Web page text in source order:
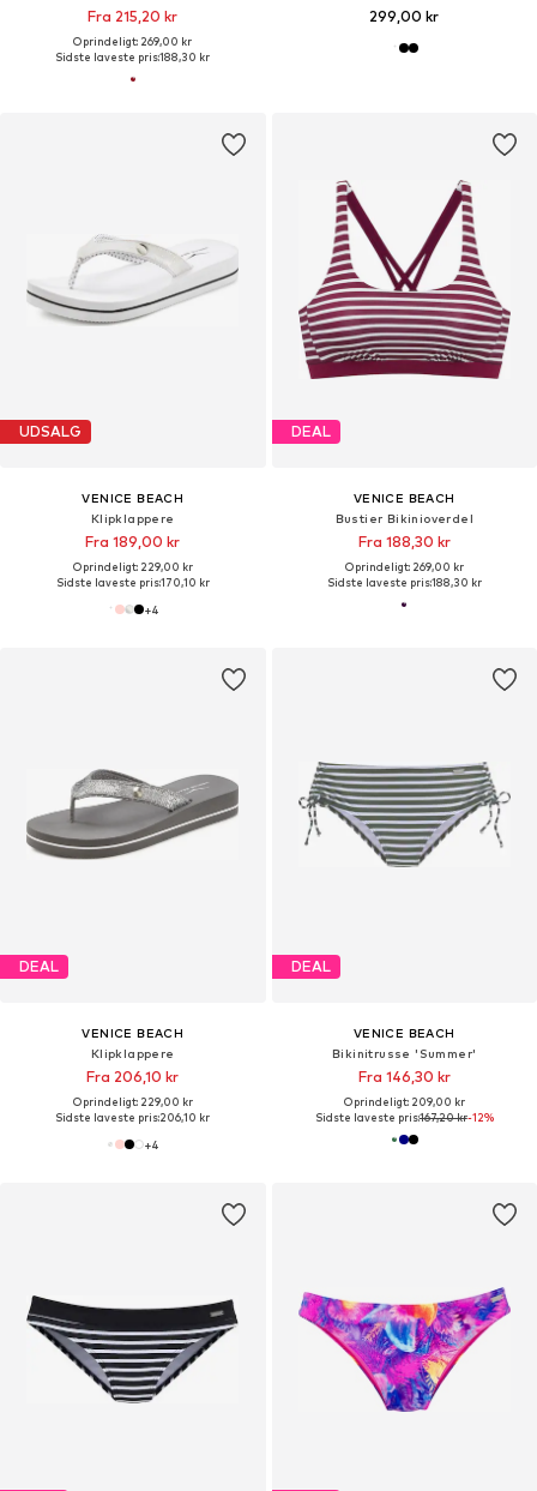
Fra 215,20 kr
Oprindeligt: 269,00 kr
Sidste laveste pris:188,30 kr
299,00 kr
UDSALG
VENICE BEACH
Klipklappere
Fra 189,00 kr
Oprindeligt: 229,00 kr
Sidste laveste pris:170,10 kr
+4
DEAL
VENICE BEACH
Bustier Bikinioverdel
Fra 188,30 kr
Oprindeligt: 269,00 kr
Sidste laveste pris:188,30 kr
DEAL
VENICE BEACH
Klipklappere
Fra 206,10 kr
Oprindeligt: 229,00 kr
Sidste laveste pris:206,10 kr
+4
DEAL
VENICE BEACH
Bikinitrusse 'Summer'
Fra 146,30 kr
Oprindeligt: 209,00 kr
Sidste laveste pris:167,20 kr-12%